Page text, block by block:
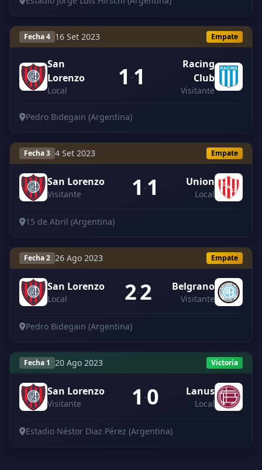
Fecha 4 16 Set 2023 Empate
San
Lorenzo
Local 1 -1
Racing
Club
Visitante
Pedro Bidegain (Argentina)
Fecha 3 4 Set 2023 Empate
San Lorenzo
Visitante 1 -1 Union
Local
15 de Abril (Argentina)
Fecha 2 26 Ago 2023 Empate
San Lorenzo
Local 2-2 Belgrano
Visitante
Pedro Bidegain (Argentina)
Fecha 1 20 Ago 2023 Victoria
San Lorenzo
Visitante 1 -0 Lanus
Local
Estadio Néstor Diaz Pérez (Argentina)